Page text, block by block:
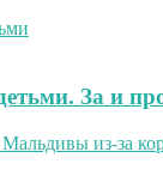
За и